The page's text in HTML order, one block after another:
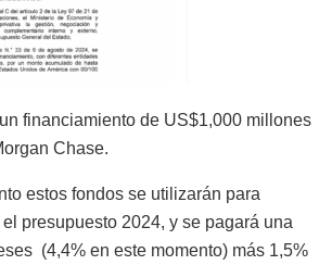
financiamiento de US$1,000 millones
Chase.
estos fondos se utilizarán para
presupuesto 2024, y se pagará una
(4,4% en este momento) más 1,5%